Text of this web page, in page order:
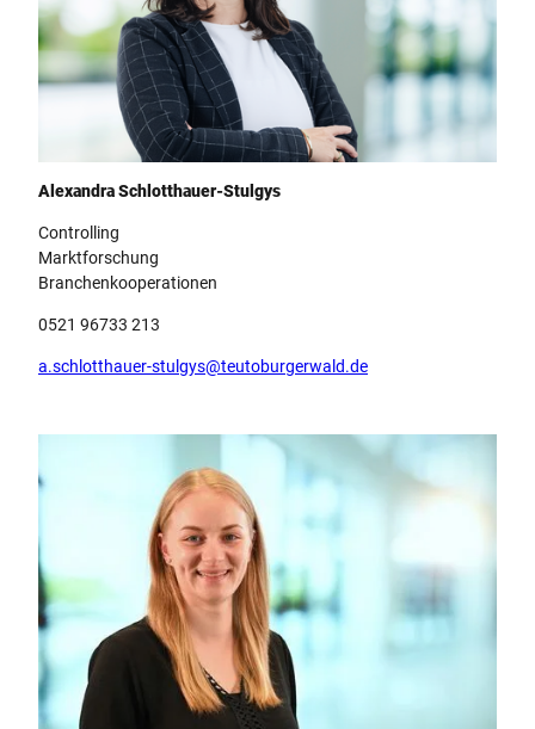
Team Teutoburger Wald Tourismus, Alexandra Schlotthauer-Stulgys
Alexandra Schlotthauer-Stulgys
Controlling
Marktforschung
Branchenkooperationen
0521 96733 213
a.schlotthauer-stulgys@teutoburgerwald.de